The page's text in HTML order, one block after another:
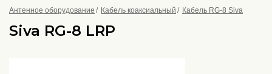
Антенное оборудование Кабель коаксиальный Кабель RG-8 Siva
Siva RG-8 LRP